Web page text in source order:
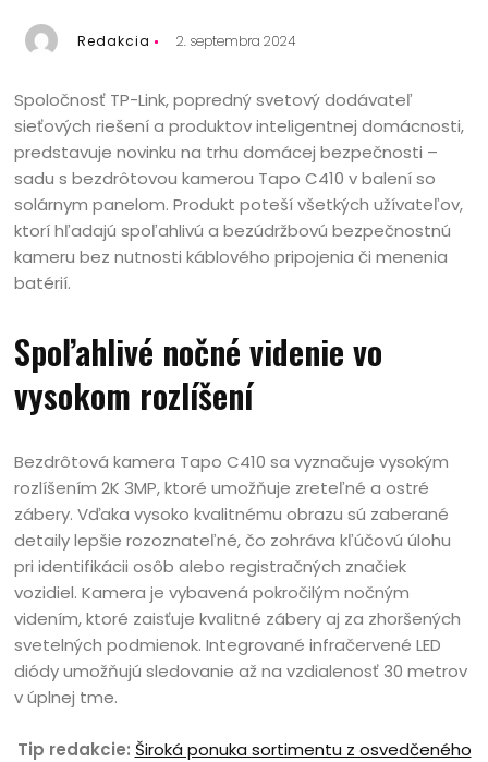
Redakcia 2. septembra 2024
Spoločnosť TP-Link, popredný svetový dodávateľ
sieťových riešení a produktov inteligentnej domácnosti,
predstavuje novinku na trhu domácej bezpečnosti –
sadu s bezdrôtovou kamerou Tapo C410 v balení so
solárnym panelom. Produkt poteší všetkých užívateľov,
ktorí hľadajú spoľahlivú a bezúdržbovú bezpečnostnú
kameru bez nutnosti káblového pripojenia či menenia
batérií.
Spoľahlivé nočné videnie vo
vysokom rozlíšení
Bezdrôtová kamera Tapo C410 sa vyznačuje vysokým
rozlíšením 2K 3MP, ktoré umožňuje zreteľné a ostré
zábery. Vďaka vysoko kvalitnému obrazu sú zaberané
detaily lepšie rozoznateľné, čo zohráva kľúčovú úlohu
pri identifikácii osôb alebo registračných značiek
vozidiel. Kamera je vybavená pokročilým nočným
videním, ktoré zaisťuje kvalitné zábery aj za zhoršených
svetelných podmienok. Integrované infračervené LED
diódy umožňujú sledovanie až na vzdialenosť 30 metrov
v úplnej tme.
Tip redakcie: Široká ponuka sortimentu z osvedčeného